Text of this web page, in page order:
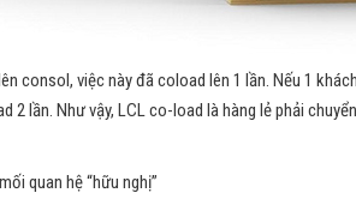
consol, việc này đã coload lên 1 lần. Nếu 1
2 lần. Như vậy, LCL co-load là hàng lẻ phải
quan hệ “hữu nghị”